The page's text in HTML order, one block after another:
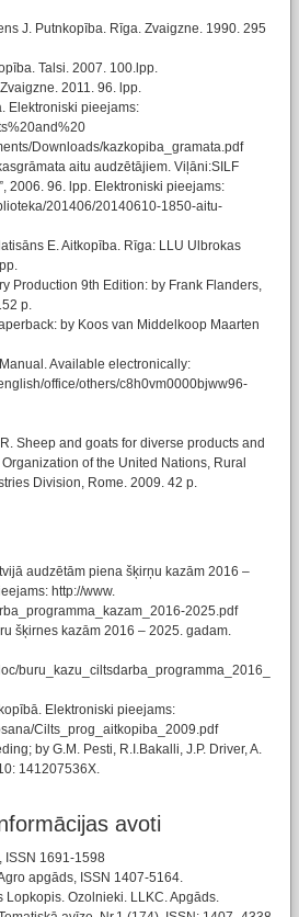
J. Putnkopība. Rīga. Zvaigzne. 1990. 295
Talsi. 2007. 100.lpp.
2011. 96. lpp.
Elektroniski pieejams:
Downloads/kazkopiba_gramata.pdf
aitu audzētājiem. Viļāni:SILF
2006. 96. lpp. Elektroniski pieejams:
201406/20140610-1850-aitu-
E. Aitkopība. Rīga: LLU Ulbrokas
Production 9th Edition: by Frank Flanders,
p.
by Koos van Middelkoop Maarten
Available electronically:
office/others/c8h0vm0000bjww96-
Sheep and goats for diverse products and
of the United Nations, Rural
Division, Rome. 2009. 42 p.
audzētām piena šķirņu kazām 2016 –
http://www.
2025.pdf
šķirnes kazām 2016 – 2025. gadam.
buru_kazu_ciltsdarba_programma_2016_
Elektroniski pieejams:
Cilts_prog_aitkopiba_2009.pdf
by G.M. Pesti, R.I.Bakalli, J.P. Driver, A.
141207536X.
avoti
ISSN 1691-1598
apgāds, ISSN 1407-5164.
Ozolnieki. LLKC. Apgāds.